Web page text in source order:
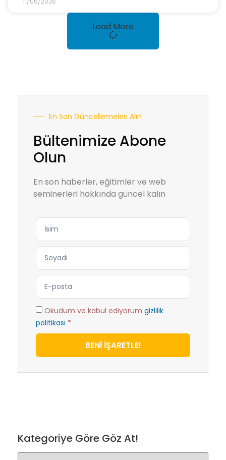
Load More
En Son Güncellemeleri Alın
Bültenimize Abone
Olun
En son haberler, eğitimler ve web
seminerleri hakkında güncel kalın
Okudum ve kabul ediyorum gizlilik
politikası *
BENİ İŞARETLE!
Kategoriye Göre Göz At!